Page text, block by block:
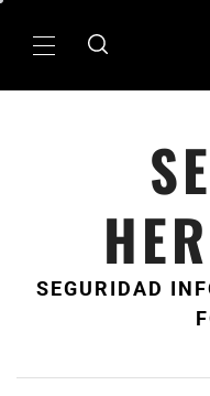
MenÃº
SEGURIDAD